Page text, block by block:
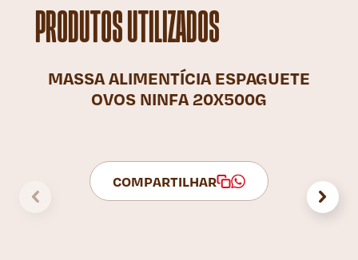
PRODUTOS UTILIZADOS
MASSA ALIMENTÍCIA ESPAGUETE
OVOS NINFA 20X500G
COMPARTILHAR